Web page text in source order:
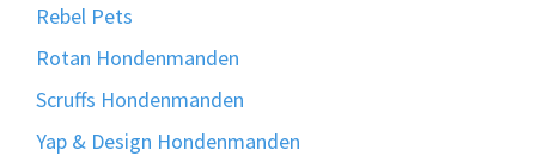
Rebel Pets
Rotan Hondenmanden
Scruffs Hondenmanden
Yap & Design Hondenmanden